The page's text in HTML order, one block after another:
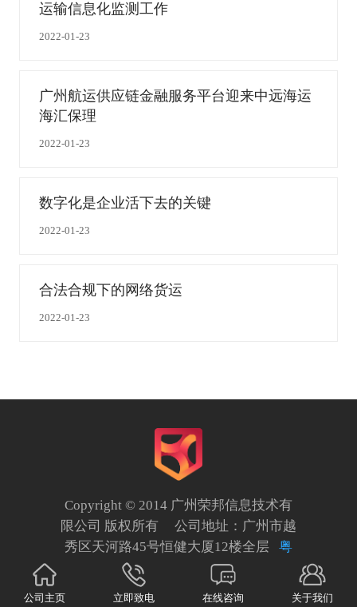
运输信息化监测工作
2022-01-23
广州航运供应链金融服务平台迎来中远海运
海汇保理
2022-01-23
数字化是企业活下去的关键
2022-01-23
合法合规下的网络货运
2022-01-23
Copyright © 2014 广州荣邦信息技术有
限公司 版权所有 公司地址：广州市越
秀区天河路45号恒健大厦12楼全层 粤
ICP备20016285号
公司主页 立即致电 在线咨询 关于我们